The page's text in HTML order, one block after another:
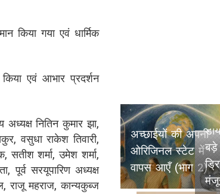
किया गया एवं धार्मिक
एवं आभार प्रदर्शन
नितिन कुमार झा,
वसुधा राकेश तिवारी,
सतीश शर्मा, उमेश शर्मा,
पूर्व सरयूपारिण अध्यक्ष
राजू महराज, कान्यकुब्ज
में वापस आएँ (भाग 2)
बलौदा-बेलमुंडी
डायमंड ब्लॉक में
बड़े व्यास की
ड्रिलिंग को
मंजूरी